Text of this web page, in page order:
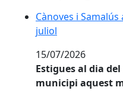
Cànoves i Samalús
Cànoves i Samalús
juliol
15/07/2026
Estigues al dia
municipi aquest